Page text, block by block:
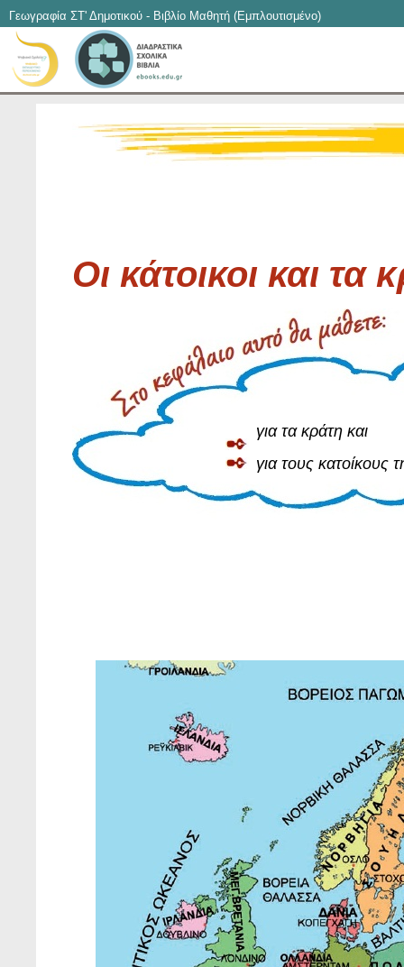
Γεωγραφία ΣΤ' Δημοτικού - Βιβλίο Μαθητή (Εμπλουτισμένο)
Οι κάτοικοι και
για τα κράτη και
για τους κατοίκους